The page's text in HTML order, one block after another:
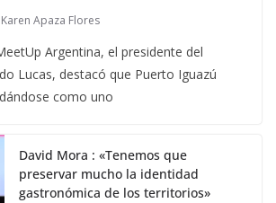
Karen Apaza Flores
Argentina, el presidente del
Lucas, destacó que Puerto Iguazú
como uno
David Mora : «Tenemos que
preservar mucho la identidad
gastronómica de los territorios»